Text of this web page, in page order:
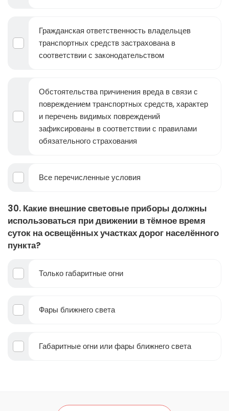
Гражданская ответственность владельцев
транспортных средств застрахована в
соответствии с законодательством
Обстоятельства причинения вреда в связи с
повреждением транспортных средств, характер
и перечень видимых повреждений
зафиксированы в соответствии с правилами
обязательного страхования
Все перечисленные условия
30. Какие внешние световые приборы должны
использоваться при движении в тёмное время
суток на освещённых участках дорог населённого
пункта?
Только габаритные огни
Фары ближнего света
Габаритные огни или фары ближнего света